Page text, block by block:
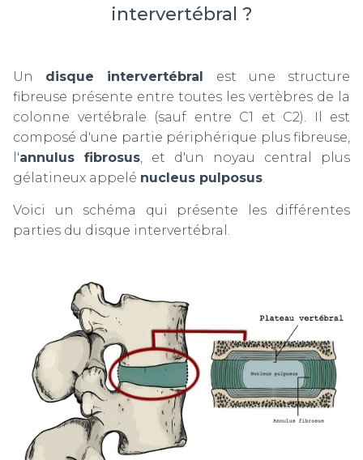
intervertébral ?
Un disque intervertébral est une structure
fibreuse présente entre toutes les vertèbres de la
colonne vertébrale (sauf entre C1 et C2). Il est
composé d'une partie périphérique plus fibreuse,
l'annulus fibrosus, et d'un noyau central plus
gélatineux appelé nucleus pulposus.
Voici un schéma qui présente les différentes
parties du disque intervertébral.